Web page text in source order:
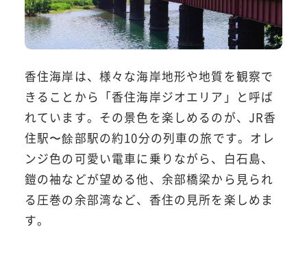
香住海岸は、様々な海岸地形や地質を観察で
きることから「香住海岸ジオエリア」と呼ば
れています。その景色を楽しめるのが、JR香
住駅〜餘部駅の約10分の列車の旅です。オレ
ンジ色の可愛い電車に乗りながら、白石島、
鎧の袖などが望める他、余部橋梁から見られ
る圧巻の余部湾など、香住の見所を楽しめま
す。